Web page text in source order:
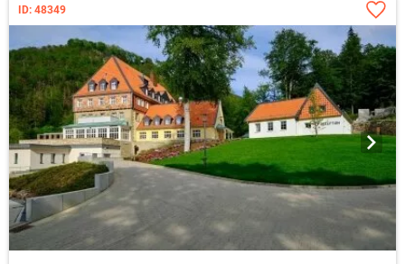
ID: 48349